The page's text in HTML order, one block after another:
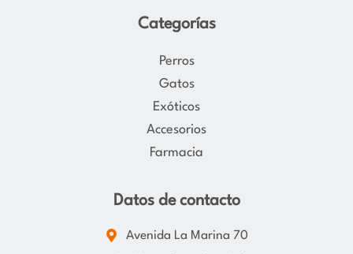
Categorías
Perros
Gatos
Exóticos
Accesorios
Farmacia
Datos de contacto
Avenida La Marina 70